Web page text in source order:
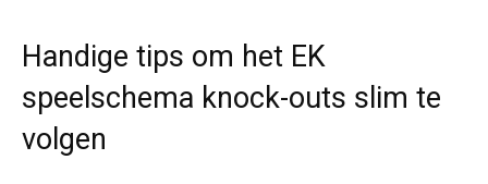
Handige tips om het EK
speelschema knock-outs slim te
volgen